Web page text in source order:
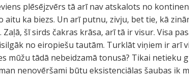
plēsējzvērs tā arī nav atskalots no
aitu ka biezs. Un arī putnu, zivju, bet tie, kā
šī sirds čakras krāsa, arī tā ir visur. Visa
no eiropiešu tautām. Turklāt viņiem ir arī
mūžu tādā nebeidzamā tonusā? Tikai netieku
nenovēršami būtu eksistenciālas šaubas ik